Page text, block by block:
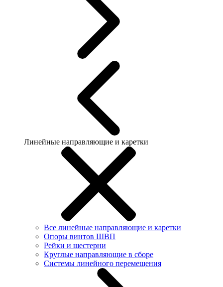
Линейные направляющие и каретки
Все линейные направляющие и каретки
Опоры винтов ШВП
Рейки и шестерни
Круглые направляющие в сборе
Системы линейного перемещения